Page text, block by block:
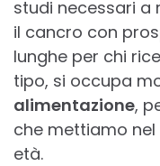
studi necessari a
il cancro con
lunghe per chi
tipo, si occupa
alimentazione,
che mettiamo
età.